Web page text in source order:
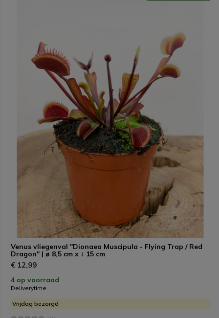
Venus vliegenval "Dionaea Muscipula - Flying Trap / Red
Dragon" | ø 8,5 cm x ↕ 15 cm
€ 12,99
4 op voorraad
Deliverytime
Vrijdag bezorgd